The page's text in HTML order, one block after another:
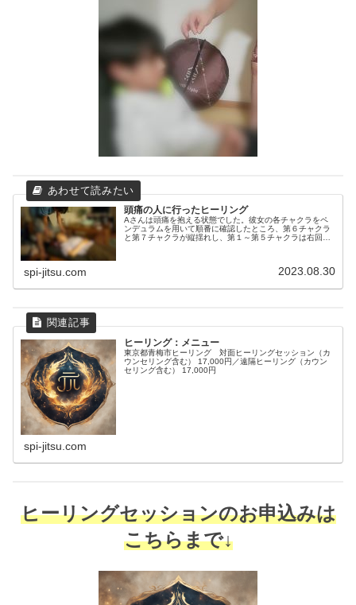
頭痛の人に行ったヒーリング
Aさんは頭痛を抱える状態でした。彼女の各チャクラをペ
ンデュラムを用いて順番に確認したところ、第６チャクラ
と第７チャクラが縦揺れし、第１～第５チャクラは右回転
spi-jitsu.com 2023.08.30
ヒーリング：メニュー
東京都青梅市ヒーリング 対面ヒーリングセッション（カ
ウンセリング含む） 17,000円／遠隔ヒーリング（カウン
セリング含む） 17,000円
spi-jitsu.com
ヒーリングセッションのお申込みは
こちらまで↓